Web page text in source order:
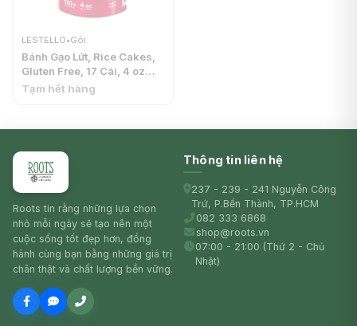
LESTELLO•Gói
Bánh Gạo Lứt, Rice Cakes,
Gluten Free, 17 Cái, 4 oz
(110g) - LESTELLO
Tạm hết hàng
Roots tin rằng những lựa chọn
nhỏ mỗi ngày sẽ tạo nên một
cuộc sống tốt đẹp hơn, đồng
hành cùng bạn bằng những giá trị
chân thật và chất lượng bền vững.
Thông tin liên hệ
237 - 239 - 241 Nguyễn Công
Trứ, P.Bến Thành, TP.HCM
082 333 6868
shop@roots.vn
07:00 - 21:00 (Thứ 2 - Chủ
Nhật)